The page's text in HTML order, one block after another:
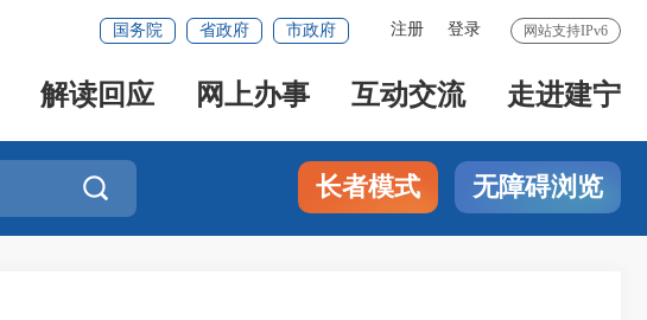
网站支持IPv6
注册 登录
国务院 省政府 市政府
解读回应 网上办事 互动交流 走进建宁
 长者模式 无障碍浏览